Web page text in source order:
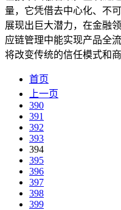
量，它凭借去中心化、不
展现出巨大潜力，在金融
应链管理中能实现产品全
将改变传统的信任模式和
首页
上一页
390
391
392
393
394
395
396
397
398
399